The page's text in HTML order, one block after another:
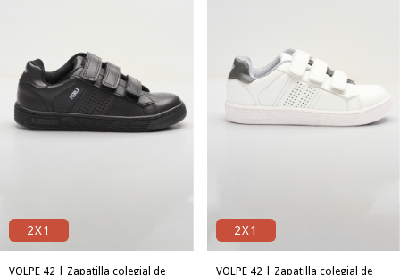
2X1
VOLPE 42 | Zapatilla colegial de
2X1
VOLPE 42 | Zapatilla colegial de